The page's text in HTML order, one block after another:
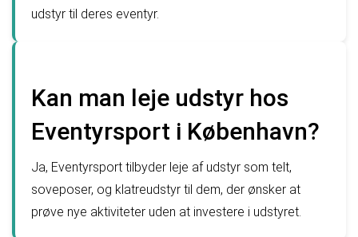
udstyr til deres eventyr.
Kan man leje udstyr hos
Eventyrsport i København?
Ja, Eventyrsport tilbyder leje af udstyr som telt,
soveposer, og klatreudstyr til dem, der ønsker at
prøve nye aktiviteter uden at investere i udstyret.